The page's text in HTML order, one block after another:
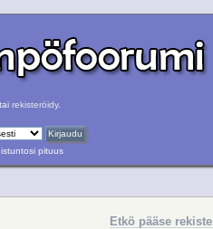
tai rekisteröidy.
pituus
Etkö pääse